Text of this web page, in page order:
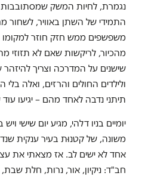
נגמרת, לחיות המשק שמסתובבות
התמידי של השתן באוויר, לשחור
משפשפים ממש חזק חוזר
מהכיור, לריקשות שאם לא תזוזי
שישנים על המדרכה וצריך
ולילדים החולים והרזים, ואלה
תיתני נדבה לאחד מהם – יגיעו
יומיים בניו דלהי, מגיע יום שישי
משונה, של קטנוּת בעיר ענקית
אחד לא ישים לב. אז מצאתי את
חב"ד: ניקיון, אור, נרות, חלת